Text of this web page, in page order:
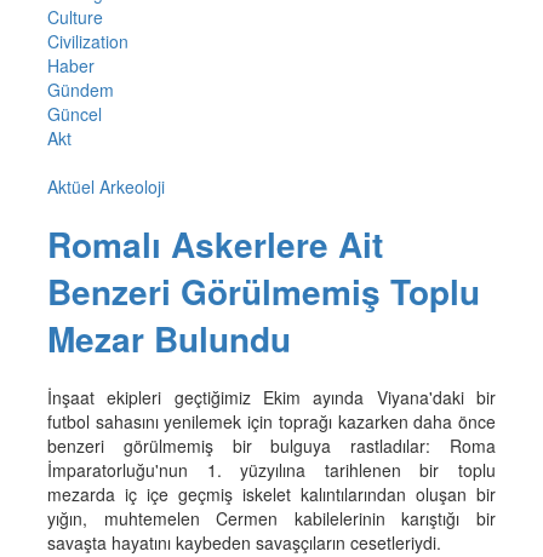
Culture
Civilization
Haber
Gündem
Güncel
Akt
Aktüel Arkeoloji
Romalı Askerlere Ait
Benzeri Görülmemiş Toplu
Mezar Bulundu
İnşaat ekipleri geçtiğimiz Ekim ayında Viyana'daki bir
futbol sahasını yenilemek için toprağı kazarken daha önce
benzeri görülmemiş bir bulguya rastladılar: Roma
İmparatorluğu'nun 1. yüzyılına tarihlenen bir toplu
mezarda iç içe geçmiş iskelet kalıntılarından oluşan bir
yığın, muhtemelen Cermen kabilelerinin karıştığı bir
savaşta hayatını kaybeden savaşçıların cesetleriydi.